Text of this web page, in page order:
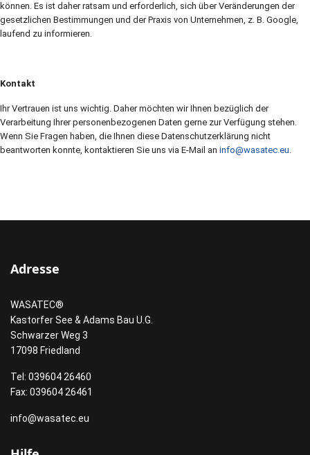
können. Es ist daher ratsam und erforderlich, sich über Veränderungen der
gesetzlichen Bestimmungen und der Praxis von Unternehmen, z. B. Google,
laufend zu informieren.
Kontakt
Ihr Vertrauen ist uns wichtig. Daher möchten wir Ihnen bezüglich der
Verarbeitung Ihrer personenbezogenen Daten gerne zur Verfügung stehen.
Wenn Sie Fragen haben, die Ihnen diese Datenschutzerklärung nicht
beantworten konnte, kontaktieren Sie uns via E-Mail an info@wasatec.eu.
Adresse
WASATEC®
Kastorfer See & Adams Bau U.G.
Schwarzer Weg 3
17098 Friedland
Tel: 039604 26460
Fax: 039604 26461
info@wasatec.eu